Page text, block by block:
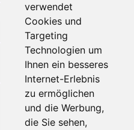
verwendet
Cookies und
Targeting
Technologien um
Ihnen ein besseres
Internet-Erlebnis
zu ermöglichen
und die Werbung,
die Sie sehen,